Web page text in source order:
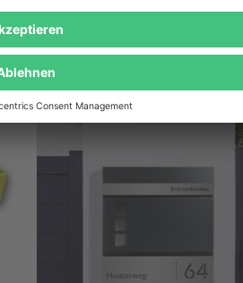
2in1 Camping Lampe -
29,95 €